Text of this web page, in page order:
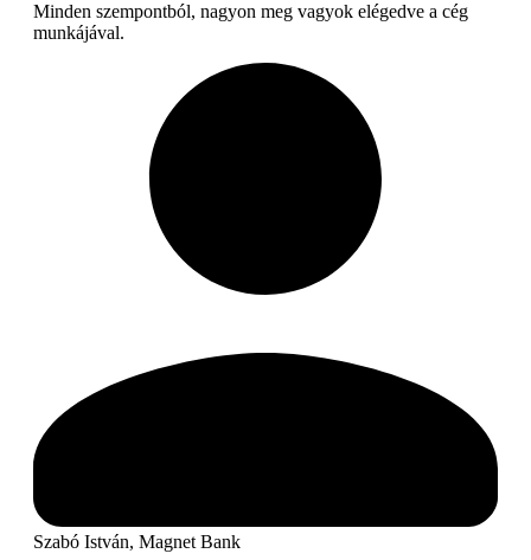
Minden szempontból, nagyon meg vagyok elégedve a cég
munkájával.
Szabó István, Magnet Bank